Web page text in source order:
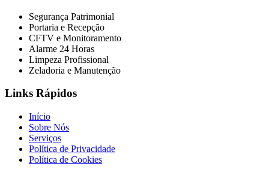
Segurança Patrimonial
Portaria e Recepção
CFTV e Monitoramento
Alarme 24 Horas
Limpeza Profissional
Zeladoria e Manutenção
Links Rápidos
Início
Sobre Nós
Serviços
Política de Privacidade
Política de Cookies